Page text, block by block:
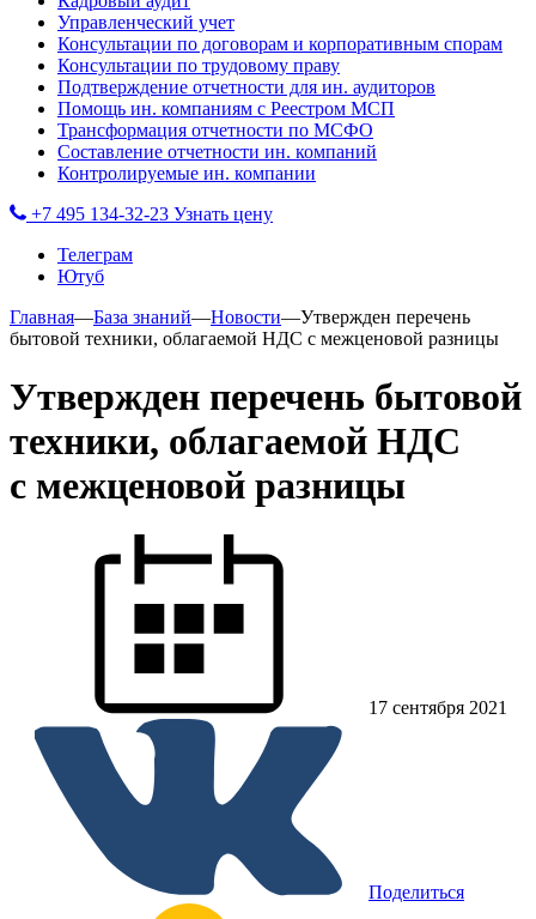
Управленческий учет
Консультации по договорам и корпоративным спорам
Консультации по трудовому праву
Подтверждение отчетности для ин. аудиторов
Помощь ин. компаниям с Реестром МСП
Трансформация отчетности по МСФО
Составление отчетности ин. компаний
Контролируемые ин. компании
+7 495 134-32-23 Узнать цену
Телеграм
Ютуб
Главная—База знаний—Новости—Утвержден перечень
бытовой техники, облагаемой НДС с межценовой разницы
Утвержден перечень бытовой
техники, облагаемой НДС
с межценовой разницы
17 сентября 2021
Поделиться